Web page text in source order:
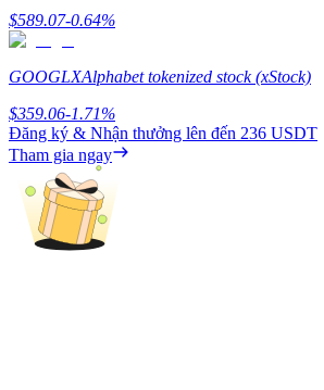
Deposit CASHCAT & Win
Share 500000 CASHCAT prize pool
Exclusive for BitMart Users
Register & Trade to Win 500,000 USDT
$589.07-0.64%
GOOGLXAlphabet tokenized stock (xStock)
$359.06-1.71%
Đăng ký & Nhận thưởng lên đến 236 USDT
Tham gia ngay